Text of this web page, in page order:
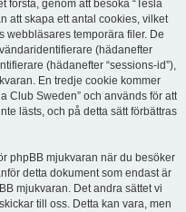
första, genom att besöka “Tesla
att skapa ett antal cookies, vilket
webbläsares temporära filer. De
(hädanefter
(hädanefter “sessions-id”),
En tredje cookie kommer
Club Sweden” och används för att
lästs, och på detta sätt förbättras
phpBB mjukvaran när du besöker
detta dokument som endast är
mjukvaran. Det andra sättet vi
till oss. Detta kan vara, men